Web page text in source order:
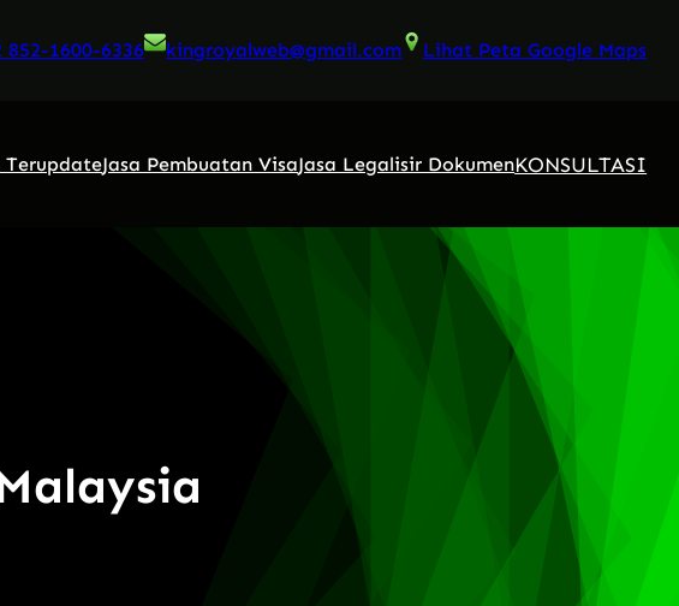
852-1600-6336 kingroyalweb@gmail.com Lihat Peta Google Maps
TerupdateJasa Pembuatan VisaJasa Legalisir DokumenKONSULTASI